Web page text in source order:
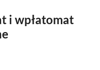
i wpłatomat